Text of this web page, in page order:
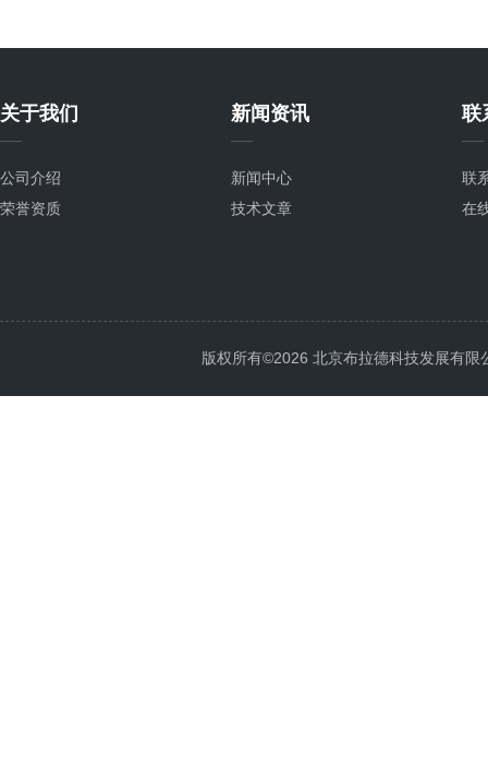
关于我们
公司介绍
荣誉资质
新闻资讯
新闻中心
技术文章
联
联
在
版权所有©2026 北京布拉德科技发展有